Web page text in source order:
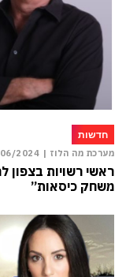
חדשות
מערכת מה הלוז | 2024
ראשי רשויות בצפון
משחק כיסאות”